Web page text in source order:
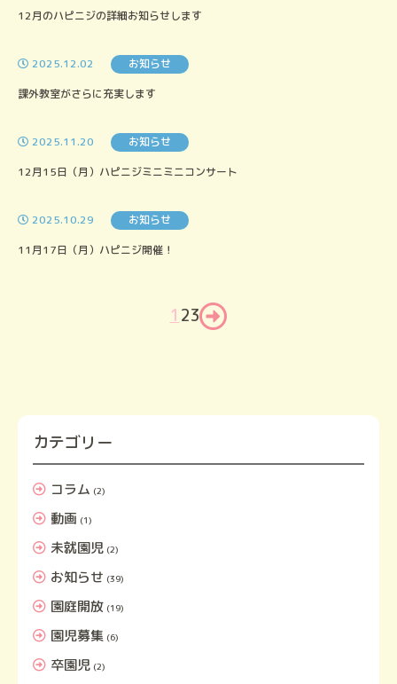
12月のハピニジの詳細お知らせします
2025.12.02
お知らせ
課外教室がさらに充実します
2025.11.20
お知らせ
12月15日（月）ハピニジミニミニコンサート
2025.10.29
お知らせ
11月17日（月）ハピニジ開催！
1 23
カテゴリー
コラム (2)
動画 (1)
未就園児(2)
お知らせ (39)
園庭開放 (19)
園児募集(6)
卒園児(2)